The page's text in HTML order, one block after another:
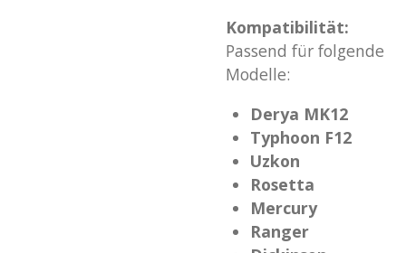
Kompatibilität:
Passend für folgende
Modelle:
Derya MK12
Typhoon F12
Uzkon
Rosetta
Mercury
Ranger